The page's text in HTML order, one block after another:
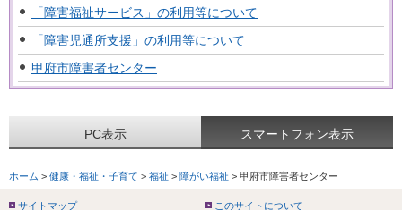
「障害福祉サービス」の利用等について
「障害児通所支援」の利用等について
甲府市障害者センター
PC表示 スマートフォン表示
ホーム > 健康・福祉・子育て > 福祉 > 障がい福祉 > 甲府市障害者センター
サイトマップ このサイトについて